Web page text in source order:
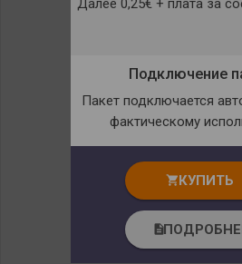
Подключение
Пакет подключается
фактическому
shopping_cartКУПИТЬ
description